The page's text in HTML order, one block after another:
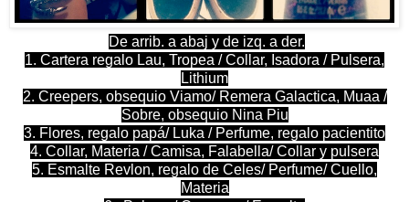
De arrib. a abaj y de izq. a der.
1. Cartera regalo Lau, Tropea / Collar, Isadora / Pulsera,
Lithium
2. Creepers, obsequio Viamo/ Remera Galactica, Muaa /
Sobre, obsequio Nina Piu
3. Flores, regalo papá/ Luka / Perfume, regalo pacientito
4. Collar, Materia / Camisa, Falabella/ Collar y pulsera
5. Esmalte Revlon, regalo de Celes/ Perfume/ Cuello,
Materia